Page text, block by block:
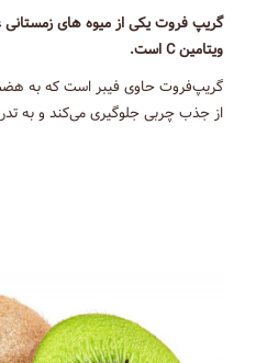
گریپ فروت یکی از میوه های
ویتامین C است.
گریپ‌فروت حاوی فیبر است که به هضم
از جذب چربی جلوگیری می‌کند و به